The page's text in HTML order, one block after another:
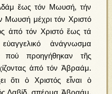
ἕως τόν Μωυσή, τήν
Μωυσή μέχρι τόν Χριστό
ἀπό τόν Χριστό ἕως τά
ἀνάγνωσμα
πού προηγήθηκαν τῆς
ἀπό τόν Ἀβραάμ.
ὅτι ὁ Χριστός εἶναι ὁ